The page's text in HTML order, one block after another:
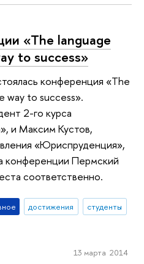
«The language
to success»
конференция «The
way to success».
2-го курса
и Максим Кустов,
«Юриспруденция»,
конференции Пермский
соответственно.
достижения
студенты
13 марта 2014